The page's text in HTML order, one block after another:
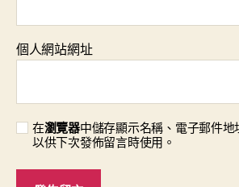
個人網站網址
在瀏覽器中儲存顯示名稱、電子郵件地
以供下次發佈留言時使用。